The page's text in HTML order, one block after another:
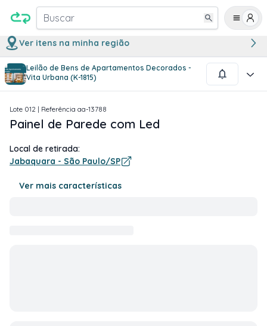
Buscar
Ver itens na minha região
Leilão de Bens de Apartamentos Decorados -
Vita Urbana (K-1815)
1/1
Lote 012 | Referência aa-13788
Painel de Parede com Led
Local de retirada:
Jabaquara - São Paulo/SP
Ver mais características